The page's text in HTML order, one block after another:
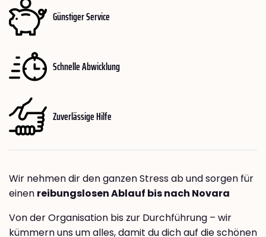
Günstiger Service
Schnelle Abwicklung
Zuverlässige Hilfe
Wir nehmen dir den ganzen Stress ab und sorgen für
einen reibungslosen Ablauf bis nach Novara
Von der Organisation bis zur Durchführung – wir
kümmern uns um alles, damit du dich auf die schönen